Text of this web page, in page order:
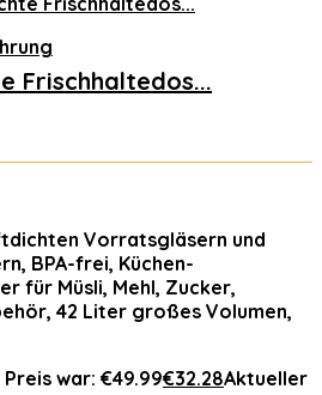
Frischhaltedos...
Vorratsgläsern und
BPA-frei, Küchen-
für Müsli, Mehl, Zucker,
42 Liter großes Volumen,
war: €49.99€32.28Aktueller